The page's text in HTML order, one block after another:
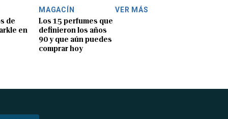
de
en
MAGACÍN
Los 15 perfumes que
definieron los años
90 y que aún puedes
comprar hoy
VER MÁS